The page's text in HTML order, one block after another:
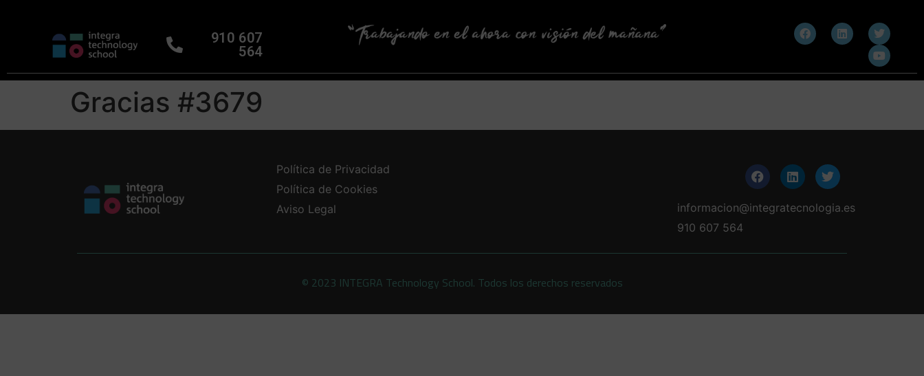
910 607
564
Gracias #3679
Política de Privacidad
Política de Cookies
Aviso Legal
informacion@integratecnologia.es
910 607 564
© 2023 INTEGRA Technology School. Todos los derechos reservados